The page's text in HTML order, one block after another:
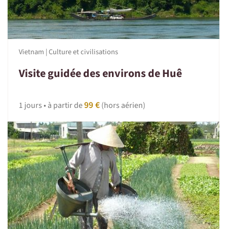
Vietnam | Culture et civilisations
Visite guidée des environs de Huê
1 jours • à partir de99 €(hors aérien)